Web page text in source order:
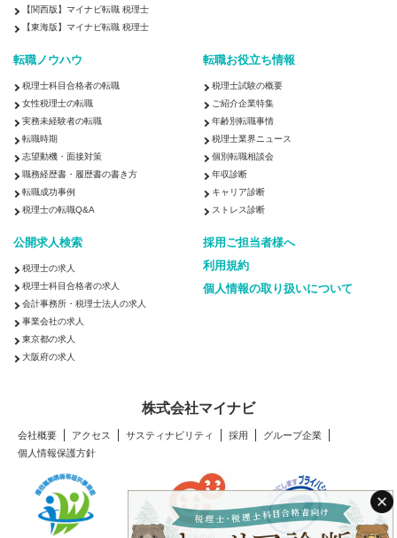
【関西版】マイナビ転職 税理士
【東海版】マイナビ転職 税理士
転職ノウハウ
税理士科目合格者の転職
女性税理士の転職
実務未経験者の転職
転職時期
志望動機・面接対策
職務経歴書・履歴書の書き方
転職成功事例
税理士の転職Q&A
転職お役立ち情報
税理士試験の概要
ご紹介企業特集
年齢別転職事情
税理士業界ニュース
個別転職相談会
年収診断
キャリア診断
ストレス診断
公開求人検索
税理士の求人
税理士科目合格者の求人
会計事務所・税理士法人の求人
事業会社の求人
東京都の求人
大阪府の求人
採用ご担当者様へ
利用規約
個人情報の取り扱いについて
株式会社マイナビ
会社概要 アクセス サスティナビリティ 採用
グループ企業
個人情報保護方針